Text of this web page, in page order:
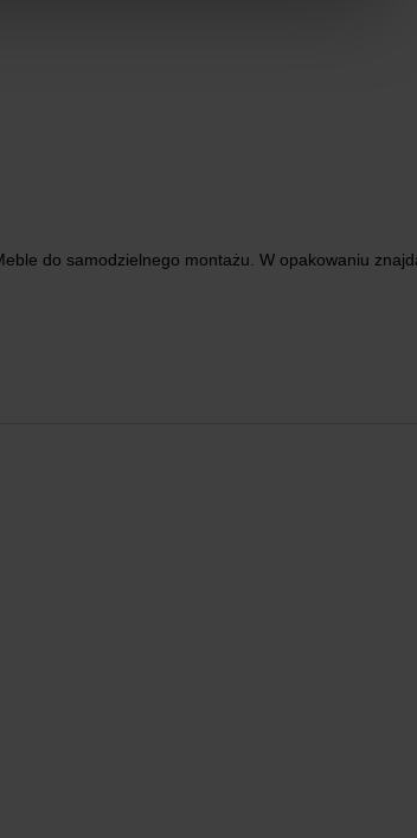
do samodzielnego montażu. W opakowaniu